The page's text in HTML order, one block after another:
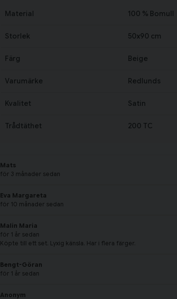
Material 100 % Bomull
Storlek 50x90 cm
Färg Beige
Varumärke Redlunds
Kvalitet Satin
Trådtäthet 200 TC
Mats
för 3 månader sedan
Eva Margareta
för 10 månader sedan
Malin Maria
för 1 år sedan
Köpte till ett set. Lyxig känsla. Har i flera färger.
Bengt-Göran
för 1 år sedan
Anonym